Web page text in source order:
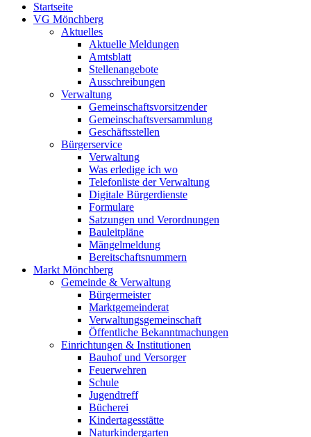
Startseite
VG Mönchberg
Aktuelles
Aktuelle Meldungen
Amtsblatt
Stellenangebote
Ausschreibungen
Verwaltung
Gemeinschaftsvorsitzender
Gemeinschaftsversammlung
Geschäftsstellen
Bürgerservice
Verwaltung
Was erledige ich wo
Telefonliste der Verwaltung
Digitale Bürgerdienste
Formulare
Satzungen und Verordnungen
Bauleitpläne
Mängelmeldung
Bereitschaftsnummern
Markt Mönchberg
Gemeinde & Verwaltung
Bürgermeister
Marktgemeinderat
Verwaltungsgemeinschaft
Öffentliche Bekanntmachungen
Einrichtungen & Institutionen
Bauhof und Versorger
Feuerwehren
Schule
Jugendtreff
Bücherei
Kindertagesstätte
Naturkindergarten